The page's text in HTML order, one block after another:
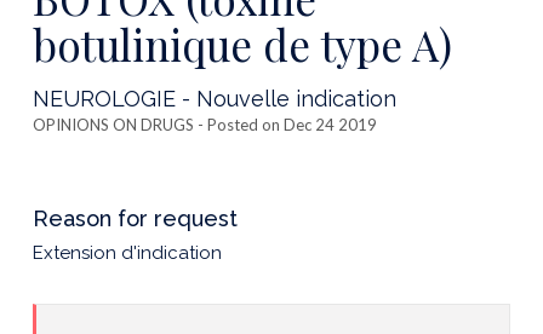
botulinique de type A)
NEUROLOGIE - Nouvelle indication
OPINIONS ON DRUGS - Posted on Dec 24 2019
Reason for request
Extension d'indication